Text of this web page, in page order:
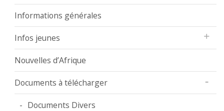
Informations générales
Infos jeunes
Nouvelles d’Afrique
Documents à télécharger
Documents Divers